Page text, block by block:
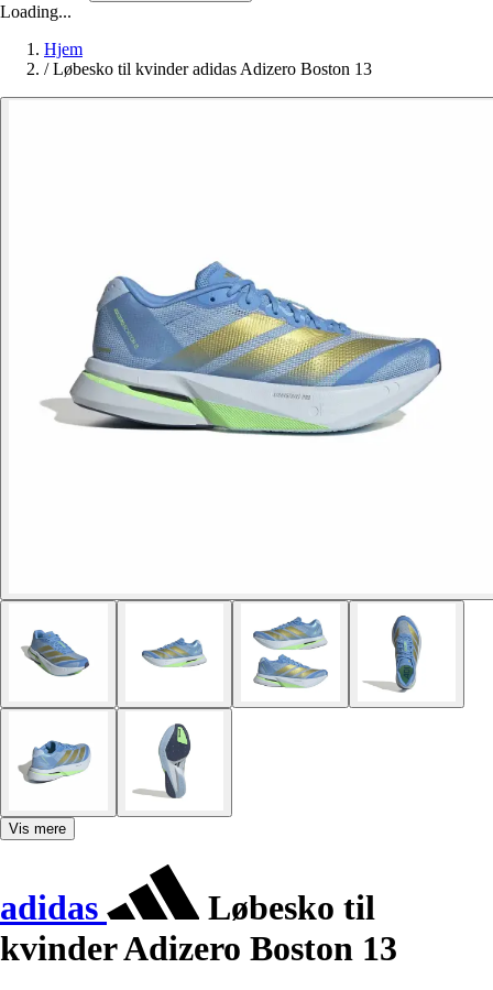
Loading...
Hjem
/ Løbesko til kvinder adidas Adizero Boston 13
Vis mere
adidas
Løbesko til
kvinder Adizero Boston 13